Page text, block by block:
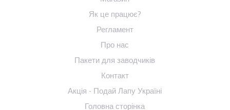
Як це працює?
Регламент
Про нас
Пакети для заводчиків
Контакт
Акція - Подай Лапу Україні
Головна сторінка